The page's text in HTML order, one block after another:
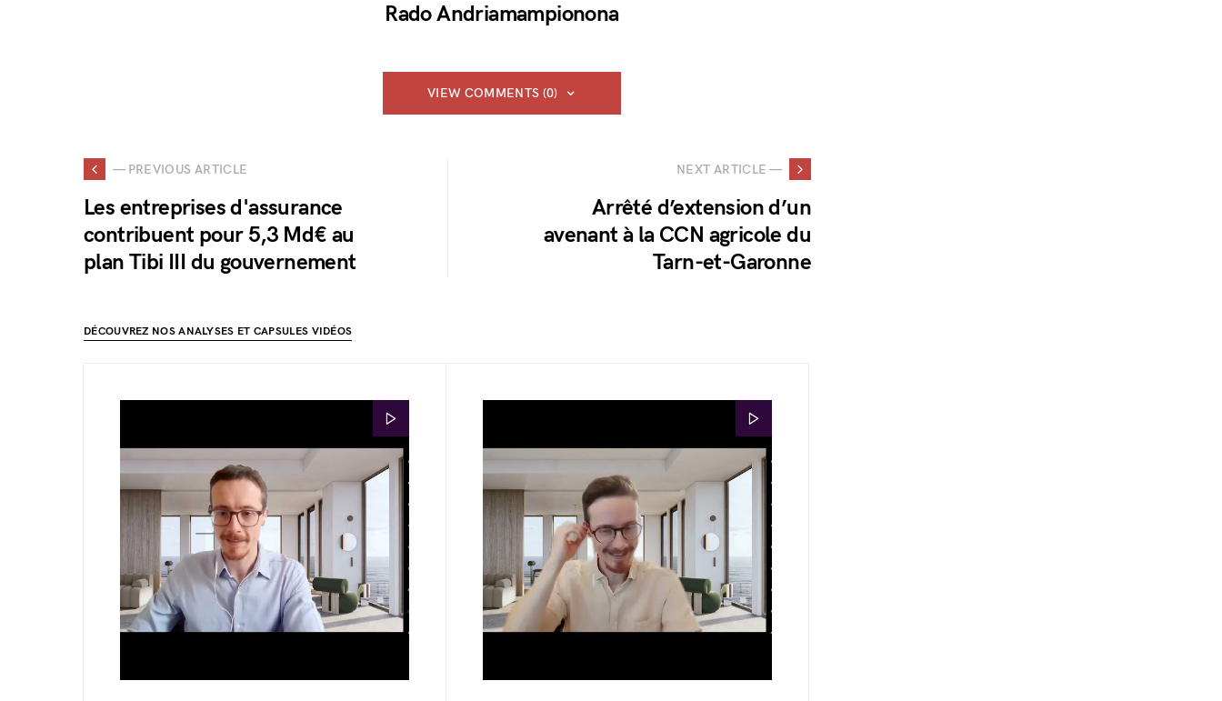
Rado Andriamampionona
VIEW COMMENTS (0)
— PREVIOUS ARTICLE
Les entreprises d'assurance
contribuent pour 5,3 Md€ au
plan Tibi III du gouvernement
NEXT ARTICLE —
Arrêté d’extension d’un
avenant à la CCN agricole du
Tarn-et-Garonne
DÉCOUVREZ NOS ANALYSES ET CAPSULES VIDÉOS